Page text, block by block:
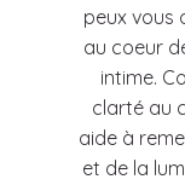
peux vous
au coeur
intime.
clarté au
aide à
et de la